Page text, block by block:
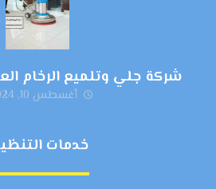
شركة جلي وتلميع الرخام العين
أغسطس 10, 2024
خدمات